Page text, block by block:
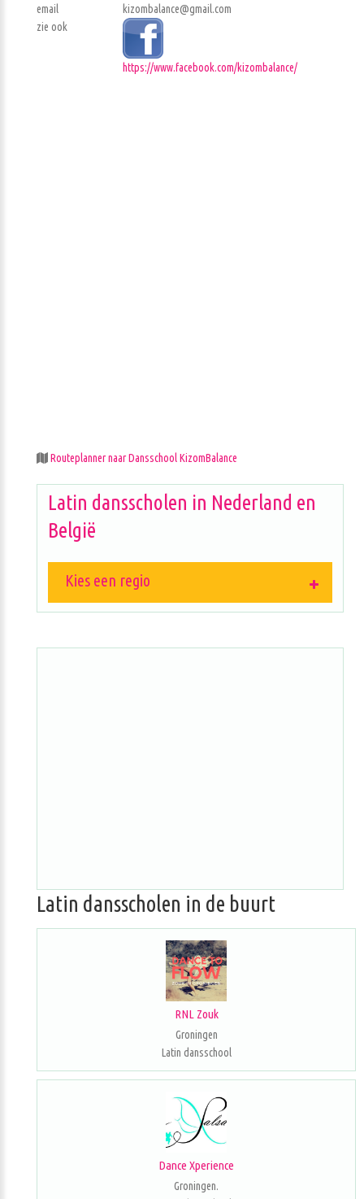
email
kizombalance@gmail.com
zie ook
https://www.facebook.com/kizombalance/
Routeplanner naar Dansschool KizomBalance
Latin dansscholen in Nederland en
België
Kies een regio
Latin dansscholen in de buurt
RNL Zouk
Groningen
Latin dansschool
Dance Xperience
Groningen.